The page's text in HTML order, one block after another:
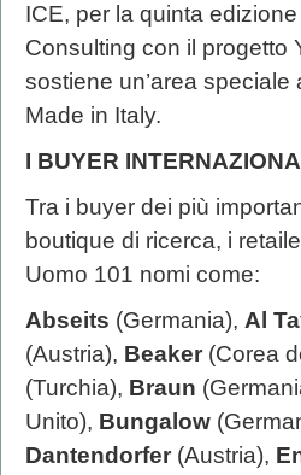
ICE, per la quinta
Consulting con il progetto
sostiene un’area
Made in Italy.
I BUYER
Tra i buyer dei più
boutique di ricerca, i
Uomo 101 nomi come:
Abseits (Germania), Al
(Austria), Beaker (Corea
(Turchia), Braun
Unito), Bungalow
Dantendorfer (Austria),